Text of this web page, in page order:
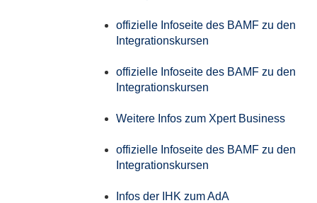
offizielle Infoseite des BAMF zu den
Integrationskursen
offizielle Infoseite des BAMF zu den
Integrationskursen
Weitere Infos zum Xpert Business
offizielle Infoseite des BAMF zu den
Integrationskursen
Infos der IHK zum AdA